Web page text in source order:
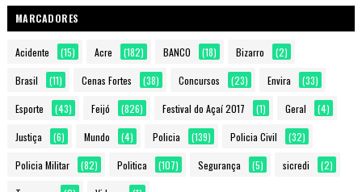
MARCADORES
Acidente (15) Acre (182) BANCO (18) Bizarro (2)
Brasil (11) Cenas Fortes (38) Concursos (23) Envira (33)
Esporte (43) Feijó (826) Festival do Açaí 2017 (1) Geral (4)
Justiça (6) Mundo (4) Policia (139) Policia Civil (32)
Policia Militar (82) Politica (107) Segurança (5) sicredi (2)